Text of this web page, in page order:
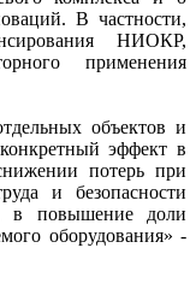
В частности,
НИОКР,
применения
объектов и
эффект в
потерь при
и безопасности
в повышение доли
оборудования» -